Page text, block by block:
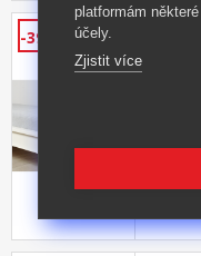
-39%
šedé
g/m²
výšky
399 Kč
platformám
účely.
Zjistit více